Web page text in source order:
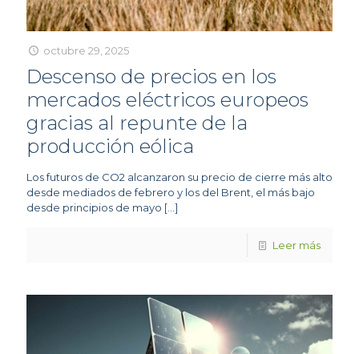
octubre 29, 2025
Descenso de precios en los
mercados eléctricos europeos
gracias al repunte de la
producción eólica
Los futuros de CO2 alcanzaron su precio de cierre más alto
desde mediados de febrero y los del Brent, el más bajo
desde principios de mayo […]
Leer más